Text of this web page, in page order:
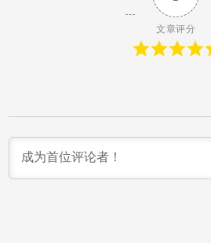
文章评分